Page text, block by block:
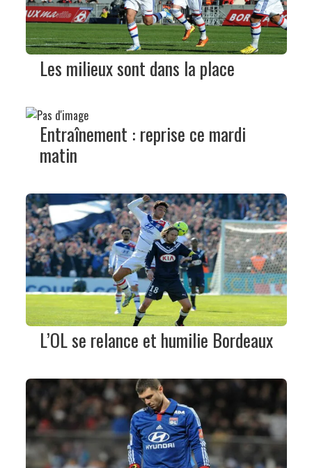
Les milieux sont dans la place
Entraînement : reprise ce mardi
matin
L’OL se relance et humilie Bordeaux